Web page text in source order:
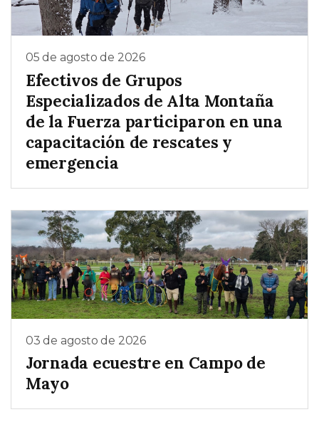
05 de agosto de 2026
Efectivos de Grupos
Especializados de Alta Montaña
de la Fuerza participaron en una
capacitación de rescates y
emergencia
03 de agosto de 2026
Jornada ecuestre en Campo de
Mayo